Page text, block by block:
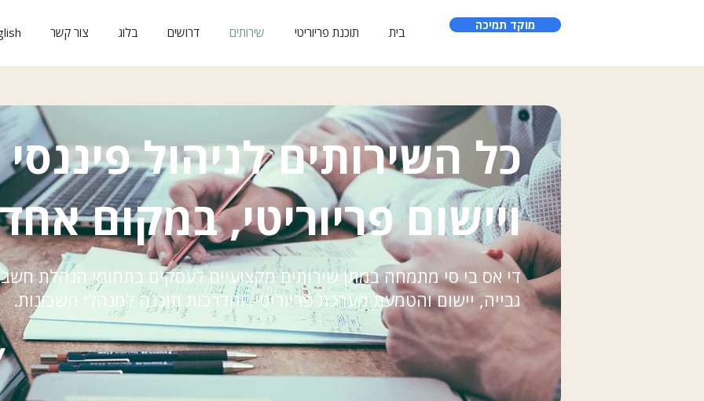
בית תוכנת פריוריטי שירותים דרושים בלוג צור קשר מוקד תמיכה
כל השירותים לניהול פיננסי
ויישום פריוריטי, במקום אחד
די אס בי סי מתמחה במתן שירותים מקצועיים לעסקים בתחומי הנהלת
גבייה, יישום והטמעת מערכת פריוריטי, והדרכות תוכנה למנהלי חשבונות.